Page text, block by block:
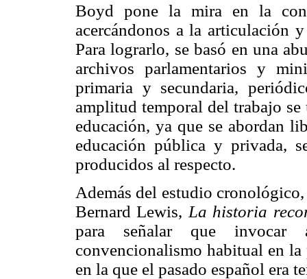
Boyd pone la mira en la
acercándonos a la articulación
Para lograrlo, se basó en una
archivos parlamentarios y
primaria y secundaria,
amplitud temporal del trabajo
educación, ya que se abordan
educación pública y privada,
producidos al respecto.
Además del estudio
Bernard Lewis, La historia
para señalar que
convencionalismo habitual en
en la que el pasado español era